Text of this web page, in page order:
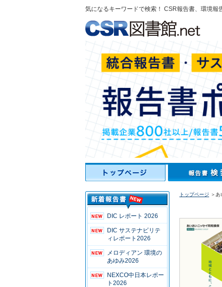
気になるキーワードで検索！ CSR報告書、環境報
DIC レポート 2026
DIC サステナビリテ
ィレポート2026
メロディアン 環境の
あゆみ2026
NEXCO中日本レポー
ト2026
トップページ ＞